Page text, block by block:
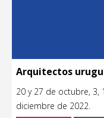
Arquitectos
20 y 27 de octubre, 3,
diciembre de 2022.